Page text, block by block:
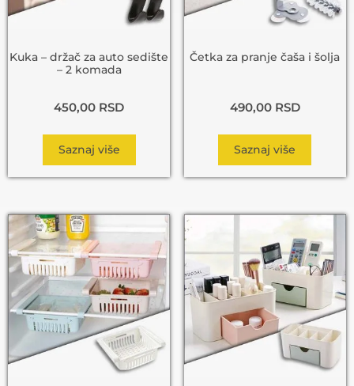
Kuka – držač za auto sedište
– 2 komada
450,00 RSD
Saznaj više
Četka za pranje čaša i šolja
490,00 RSD
Saznaj više